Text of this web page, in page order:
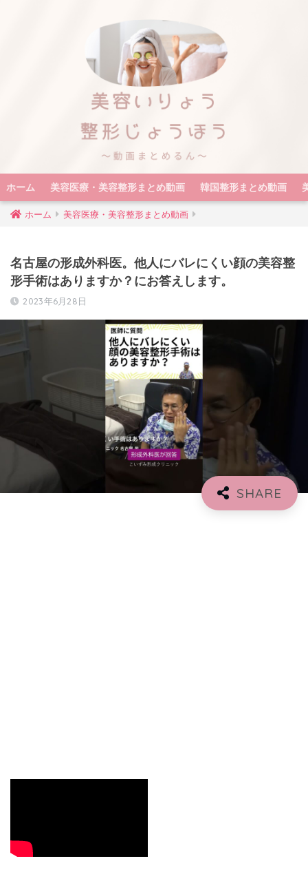
ホーム 美容医療・美容整形まとめ動画 韓国整形まとめ動画
ホーム 美容医療・美容整形まとめ動画
名古屋の形成外科医。他人にバレにくい顔の美容整
形手術はありますか？にお答えします。
2023年6月28日